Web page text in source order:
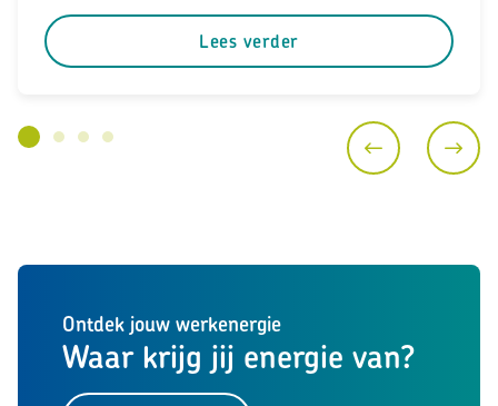
Lees verder
Ontdek jouw werkenergie
Waar krijg jij energie van?